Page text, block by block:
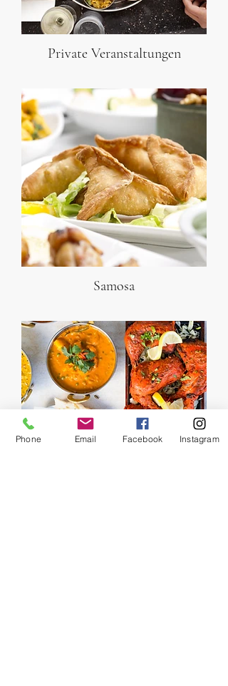
Private Veranstaltungen
Samosa
Phone Email Facebook Instagram